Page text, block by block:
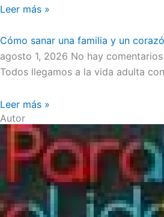
Leer más »
Cómo sanar una familia y un
agosto 1, 2026 No hay comentarios
Todos llegamos a la vida adulta
Leer más »
Autor